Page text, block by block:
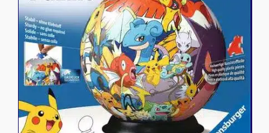
Naruto Mythos
Autres
Tapis de jeu